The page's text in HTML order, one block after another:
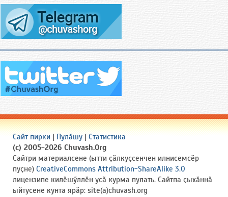
Сайт пирки | Пулӑшу | Статистика
(c) 2005-2026 Chuvash.Org
Сайтри материалсене (ытти ҫӑлкуҫсенчен илнисемсӗр
пуҫне) CreativeCommons Attribution-ShareAlike 3.0
лицензипе килӗшӳллӗн усӑ курма пулать. Сайтпа ҫыхӑннӑ
ыйтусене кунта ярӑр: site(a)chuvash.org